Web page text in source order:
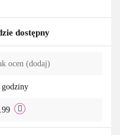
dostępny
ocen (dodaj)
godziny